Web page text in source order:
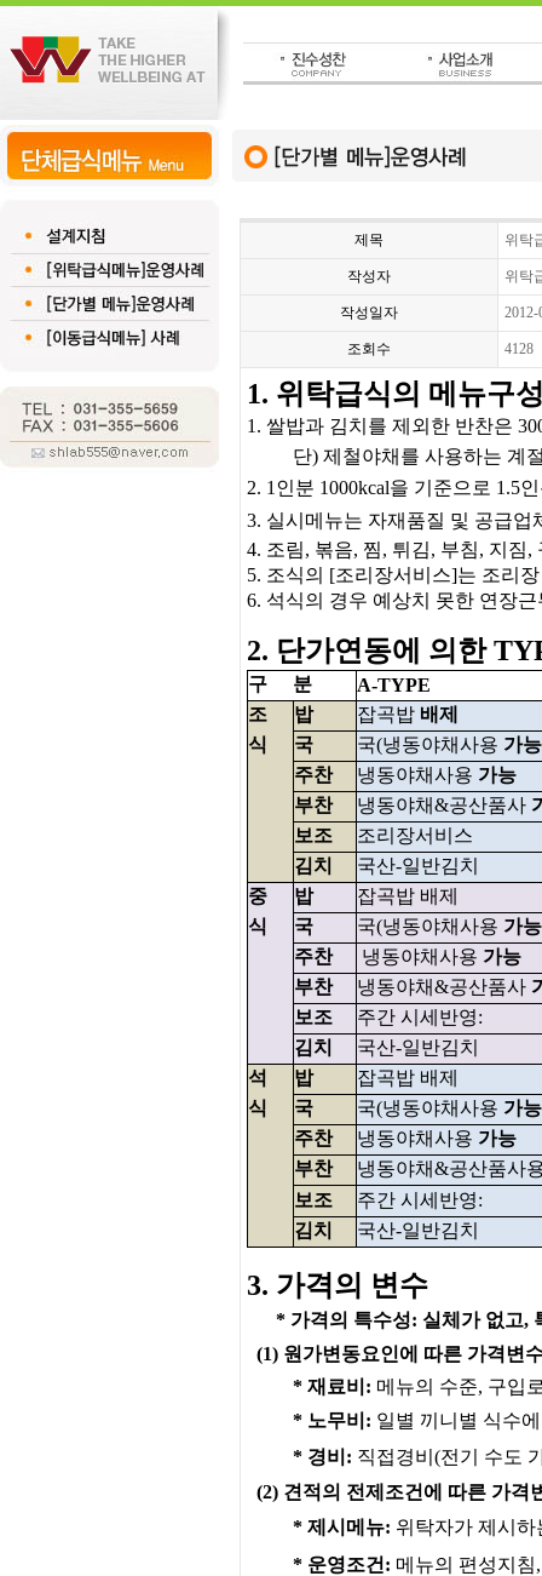
제목 위탁
작성자 위탁
작성일자 2012-
조회수 4128
1. 위탁급식의 메뉴구
1. 쌀밥과 김치를 제외한 반찬은
단) 제철야채를 사용하는 계
2. 1인분 1000kcal을 기준으로 1.5
3. 실시메뉴는 자재품질 및 공급
4. 조림, 볶음, 찜, 튀김, 부침, 지짐
5. 조식의 [조리장서비스]는 조리
6. 석식의 경우 예상치 못한 연장
2. 단가연동에 의한
구 분
A-TYPE
조
밥 잡곡밥 배제
식
국 국(냉동야채사용 가능
주찬
냉동야채사용 가능
부찬
냉동야채&공산품사
보조
조리장서비스
김치
국산-일반김치
중
밥
잡곡밥 배제
식
국 국(냉동야채사용 가능
주찬
냉동야채사용 가능
부찬
냉동야채&공산품사
보조
주간 시세반영:
김치
국산-일반김치
석
밥
잡곡밥 배제
식
국 국(냉동야채사용 가능
주찬
냉동야채사용 가능
부찬
냉동야채&공산품사
보조
주간 시세반영:
김치
국산-일반김치
3. 가격의 변수
* 가격의 특수성: 실체가 없고,
(1) 원가변동요인에 따른 가격변
* 재료비: 메뉴의 수준, 구입
* 노무비: 일별 끼니별 식수
* 경비: 직접경비(전기 수도
(2) 견적의 전제조건에 따른 가격
* 제시메뉴: 위탁자가 제시
* 운영조건: 메뉴의 편성지